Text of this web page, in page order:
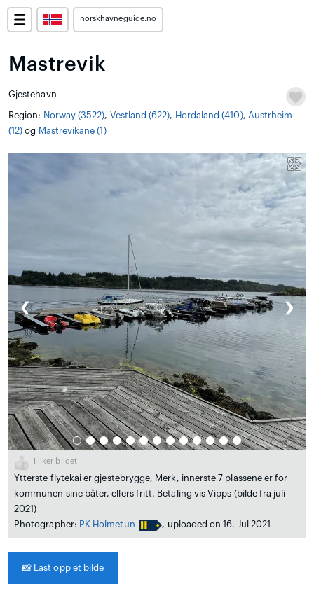
norskhavneguide.no
Mastrevik
Gjestehavn
Region: Norway (3522), Vestland (622), Hordaland (410), Austrheim
(12) og Mastrevikane (1)
❮ ❯
1 liker bildet
Ytterste flytekai er gjestebrygge, Merk, innerste 7 plassene er for
kommunen sine båter, ellers fritt. Betaling vis Vipps (bilde fra juli
2021)
Photographer: PK Holmetun , uploaded on 16. Jul 2021
📸 Last opp et bilde